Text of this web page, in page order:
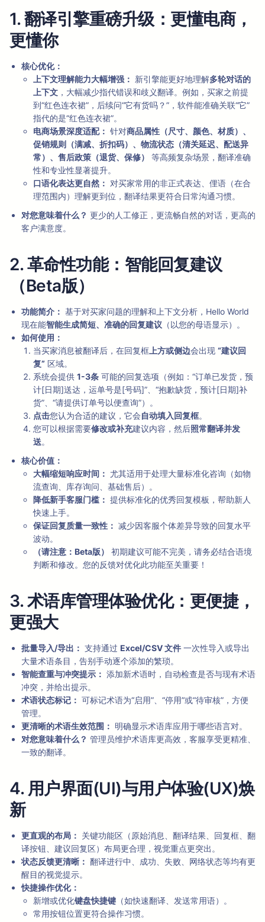
1. 翻译引擎重磅升级：更懂电商，
更懂你
核心优化：
上下文理解能力大幅增强： 新引擎能更好地理解多轮对话的
上下文 ，大幅减少指代错误和歧义翻译。例如，买家之前提
到“红色连衣裙”，后续问“它有货吗？”，软件能准确关联“它”
指代的是“红色连衣裙”。
电商场景深度适配： 针对商品属性（尺寸、颜色、材质）、
促销规则（满减、折扣码）、物流状态（清关延迟、配送异
常）、售后政策（退货、保修）
等高频复杂场景，翻译准确
性和专业性显著提升。
口语化表达更自然： 对买家常用的非正式表达、俚语（在合
理范围内）理解更到位，翻译结果更符合日常沟通习惯。
对您意味着什么？ 更少的人工修正，更流畅自然的对话，更高的
客户满意度。
2. 革命性功能：智能回复建议
（Beta版）
功能简介： 基于对买家问题的理解和上下文分析，Hello World
现在能智能生成简短、准确的回复建议 （以您的母语显示）。
如何使用：
当买家消息被翻译后，在回复框 上方或侧边会出现 “建议回
复” 区域。
系统会提供 1-3条 可能的回复选项（例如：“订单已发货，预
计[日期]送达，运单号是[号码]”、“抱歉缺货，预计[日期]补
货”、“请提供订单号以便查询”）。
点击您认为合适的建议，它会自动填入回复框。
您可以根据需要修改或补充建议内容，然后照常翻译并发
送。
核心价值：
大幅缩短响应时间： 尤其适用于处理大量标准化咨询（如物
流查询、库存询问、基础售后）。
降低新手客服门槛： 提供标准化的优秀回复模板，帮助新人
快速上手。
保证回复质量一致性： 减少因客服个体差异导致的回复水平
波动。
（请注意：Beta版）
初期建议可能不完美，请务必结合语境
判断和修改。您的反馈对优化此功能至关重要！
3. 术语库管理体验优化：更便捷，
更强大
批量导入/导出： 支持通过 Excel/CSV 文件 一次性导入或导出
大量术语条目，告别手动逐个添加的繁琐。
智能查重与冲突提示： 添加新术语时，自动检查是否与现有术语
冲突，并给出提示。
术语状态标记： 可标记术语为“启用”、“停用”或“待审核”，方便
管理。
更清晰的术语生效范围： 明确显示术语库应用于哪些语言对。
对您意味着什么？ 管理员维护术语库更高效，客服享受更精准、
一致的翻译。
4. 用户界面(UI)与用户体验(UX)焕
新
更直观的布局： 关键功能区（原始消息、翻译结果、回复框、翻
译按钮、建议回复区）布局更合理，视觉重点更突出。
状态反馈更清晰： 翻译进行中、成功、失败、网络状态等均有更
醒目的视觉提示。
快捷操作优化：
新增或优化键盘快捷键 （如快速翻译、发送常用语）。
常用按钮位置更符合操作习惯。